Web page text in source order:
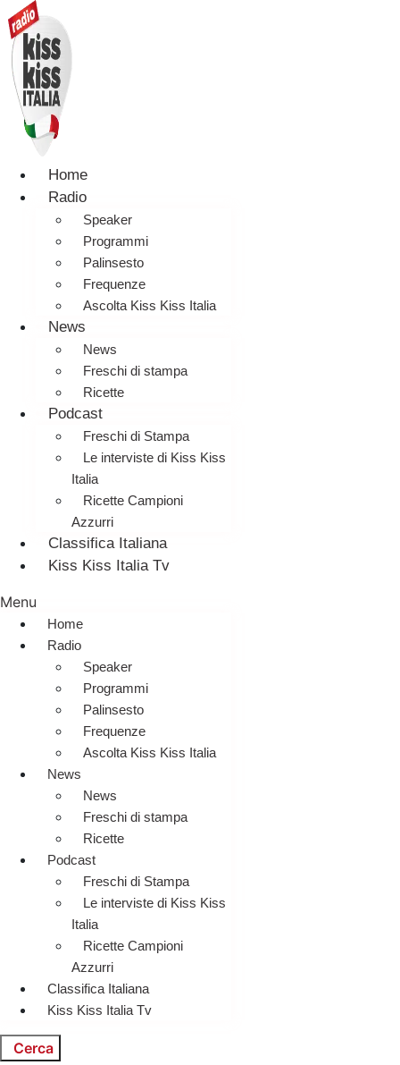
Home
Radio
Speaker
Programmi
Palinsesto
Frequenze
Ascolta Kiss Kiss Italia
News
News
Freschi di stampa
Ricette
Podcast
Freschi di Stampa
Le interviste di Kiss Kiss
Italia
Ricette Campioni
Azzurri
Classifica Italiana
Kiss Kiss Italia Tv
Menu
Home
Radio
Speaker
Programmi
Palinsesto
Frequenze
Ascolta Kiss Kiss Italia
News
News
Freschi di stampa
Ricette
Podcast
Freschi di Stampa
Le interviste di Kiss Kiss
Italia
Ricette Campioni
Azzurri
Classifica Italiana
Kiss Kiss Italia Tv
Cerca